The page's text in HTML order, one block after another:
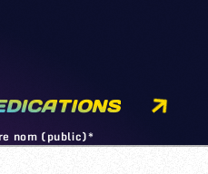
nom (public)*